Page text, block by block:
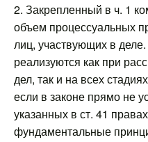
2. Закрепленный в ч. 1
объем процессуальных
лиц, участвующих в
реализуются как при
дел, так и на всех
если в законе прямо не
указанных в ст. 41
фундаментальные